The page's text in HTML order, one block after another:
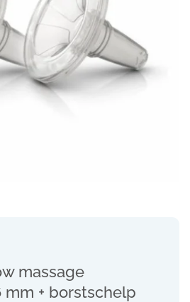
massage
mm + borstschelp